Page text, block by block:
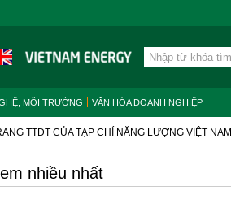
MÔI TRƯỜNG VĂN HÓA DOANH NGHIỆP
TTĐT CỦA TẠP CHÍ NĂNG LƯỢNG VIỆT NAM
nhiều nhất